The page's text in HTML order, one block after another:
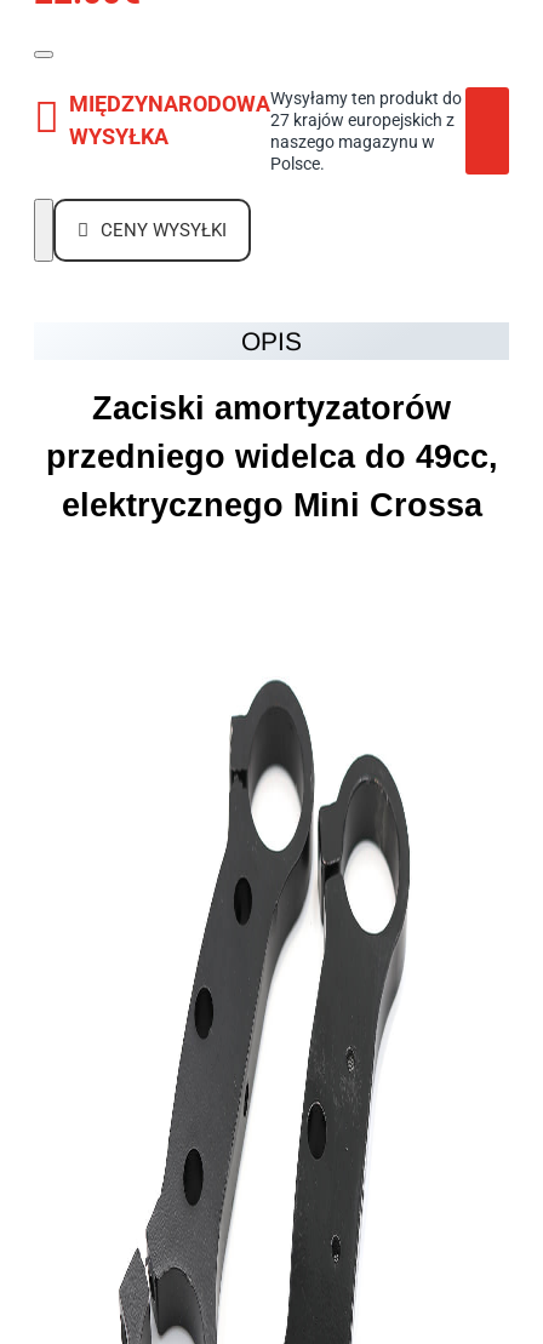
MIĘDZYNARODOWA
WYSYŁKA
Wysyłamy ten produkt do
27 krajów europejskich z
naszego magazynu w
Polsce.
CENY WYSYŁKI
OPIS
Zaciski amortyzatorów
przedniego widelca do 49cc,
elektrycznego Mini Crossa